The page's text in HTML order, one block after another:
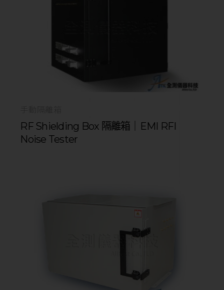
RF Shielding Box 隔離箱｜EMI RFI
Noise Tester